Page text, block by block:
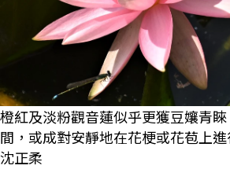
橙紅及淡粉觀音蓮似乎更獲豆孃青
間，或成對安靜地在花梗或花苞上
沈正柔